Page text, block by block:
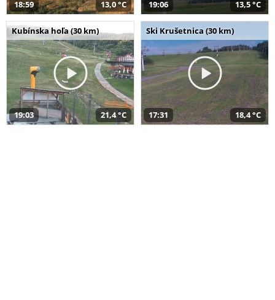
18:59 13,0 °C 19:06 13,5 °C
Kubínska hoľa (30 km)
19:03 21,4 °C
Ski Krušetnica (30 km)
17:31 18,4 °C